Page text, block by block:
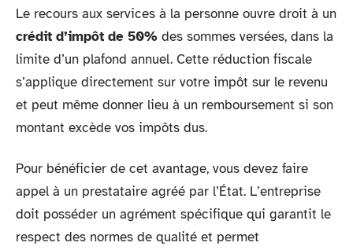
Le recours aux services à la personne ouvre droit à un
crédit d’impôt de 50% des sommes versées, dans la
limite d’un plafond annuel. Cette réduction fiscale
s’applique directement sur votre impôt sur le revenu
et peut même donner lieu à un remboursement si son
montant excède vos impôts dus.
Pour bénéficier de cet avantage, vous devez faire
appel à un prestataire agréé par l’État. L’entreprise
doit posséder un agrément spécifique qui garantit le
respect des normes de qualité et permet